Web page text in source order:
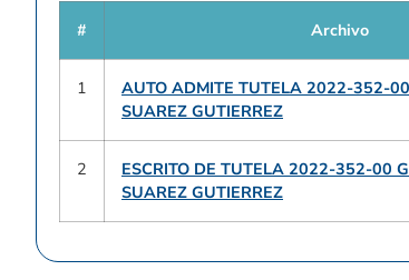
# Archivo
1
AUTO ADMITE TUTELA 2022-352-
SUAREZ GUTIERREZ
2
ESCRITO DE TUTELA 2022-352-00
SUAREZ GUTIERREZ